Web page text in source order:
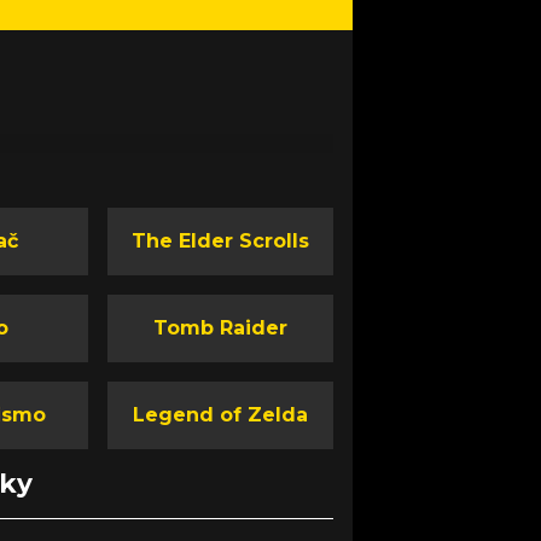
The Elder Scrolls
Tomb Raider
Legend of Zelda